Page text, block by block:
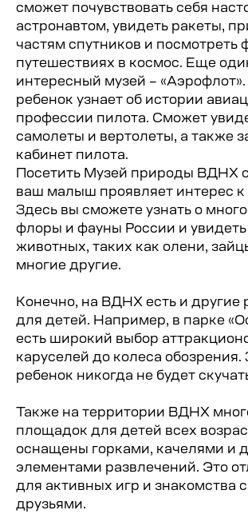
сможет почувствовать себя
астронавтом, увидеть ракеты,
частям спутников и посмотреть
путешествиях в космос. Еще
интересный музей –
ребенок узнает об истории
профессии пилота. Сможет
самолеты и вертолеты, а также
кабинет пилота.
Посетить Музей природы ВДНХ
ваш малыш проявляет интерес к
Здесь вы сможете узнать о
флоры и фауны России и
животных, таких как олени,
многие другие.
Конечно, на ВДНХ есть и другие
для детей. Например, в парке
есть широкий выбор
каруселей до колеса обозрения.
ребенок никогда не будет
Также на территории ВДНХ
площадок для детей всех
оснащены горками, качелями и
элементами развлечений. Это
для активных игр и знакомства
друзьями.
Космодром будущего» рассказывает
гостям об инновациях, разработках и
перспективных прогнозах по
изучению человеком космоса.
Находится Центр «Космонавтика и
авиация» по адресу: Проспект Мира
д.11. Стоимость посещения
Вот уже практически десять лет на
территории ВДНХ работает
Москвариум